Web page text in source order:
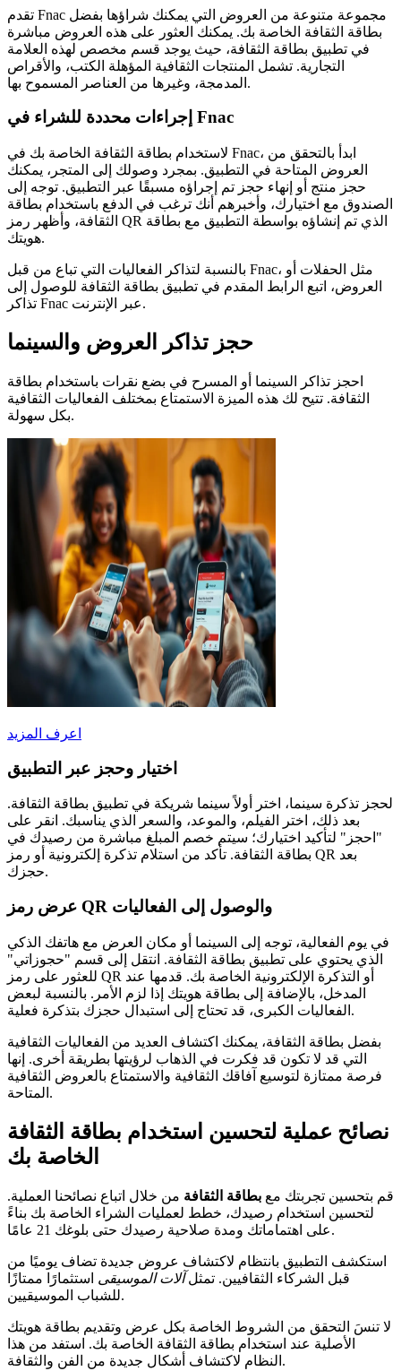
تقدم Fnac مجموعة متنوعة من العروض التي يمكنك شراؤها بفضل
بطاقة الثقافة الخاصة بك. يمكنك العثور على هذه العروض مباشرة
في تطبيق بطاقة الثقافة، حيث يوجد قسم مخصص لهذه العلامة
التجارية. تشمل المنتجات الثقافية المؤهلة الكتب، والأقراص
المدمجة، وغيرها من العناصر المسموح بها.
إجراءات محددة للشراء في Fnac
لاستخدام بطاقة الثقافة الخاصة بك في Fnac، ابدأ بالتحقق من
العروض المتاحة في التطبيق. بمجرد وصولك إلى المتجر، يمكنك
حجز منتج أو إنهاء حجز تم إجراؤه مسبقًا عبر التطبيق. توجه إلى
الصندوق مع اختيارك، وأخبرهم أنك ترغب في الدفع باستخدام بطاقة
الثقافة، وأظهر رمز QR الذي تم إنشاؤه بواسطة التطبيق مع بطاقة
هويتك.
بالنسبة لتذاكر الفعاليات التي تباع من قبل Fnac، مثل الحفلات أو
العروض، اتبع الرابط المقدم في تطبيق بطاقة الثقافة للوصول إلى
تذاكر Fnac عبر الإنترنت.
حجز تذاكر العروض والسينما
احجز تذاكر السينما أو المسرح في بضع نقرات باستخدام بطاقة
الثقافة. تتيح لك هذه الميزة الاستمتاع بمختلف الفعاليات الثقافية
بكل سهولة.
اعرف المزيد
اختيار وحجز عبر التطبيق
لحجز تذكرة سينما، اختر أولاً سينما شريكة في تطبيق بطاقة الثقافة.
بعد ذلك، اختر الفيلم، والموعد، والسعر الذي يناسبك. انقر على
"احجز" لتأكيد اختيارك؛ سيتم خصم المبلغ مباشرة من رصيدك في
بطاقة الثقافة. تأكد من استلام تذكرة إلكترونية أو رمز QR بعد
حجزك.
عرض رمز QR والوصول إلى الفعاليات
في يوم الفعالية، توجه إلى السينما أو مكان العرض مع هاتفك الذكي
الذي يحتوي على تطبيق بطاقة الثقافة. انتقل إلى قسم "حجوزاتي"
للعثور على رمز QR أو التذكرة الإلكترونية الخاصة بك. قدمها عند
المدخل، بالإضافة إلى بطاقة هويتك إذا لزم الأمر. بالنسبة لبعض
الفعاليات الكبرى، قد تحتاج إلى استبدال حجزك بتذكرة فعلية.
بفضل بطاقة الثقافة، يمكنك اكتشاف العديد من الفعاليات الثقافية
التي قد لا تكون قد فكرت في الذهاب لرؤيتها بطريقة أخرى. إنها
فرصة ممتازة لتوسيع آفاقك الثقافية والاستمتاع بالعروض الثقافية
المتاحة.
نصائح عملية لتحسين استخدام بطاقة الثقافة
الخاصة بك
قم بتحسين تجربتك مع بطاقة الثقافة من خلال اتباع نصائحنا العملية.
لتحسين استخدام رصيدك، خطط لعمليات الشراء الخاصة بك بناءً
على اهتماماتك ومدة صلاحية رصيدك حتى بلوغك 21 عامًا.
استكشف التطبيق بانتظام لاكتشاف عروض جديدة تضاف يوميًا من
قبل الشركاء الثقافيين. تمثلآلات الموسيقى استثمارًا ممتازًا
للشباب الموسيقيين.
لا تنسَ التحقق من الشروط الخاصة بكل عرض وتقديم بطاقة هويتك
الأصلية عند استخدام بطاقة الثقافة الخاصة بك. استفد من هذا
النظام لاكتشاف أشكال جديدة من الفن والثقافة.